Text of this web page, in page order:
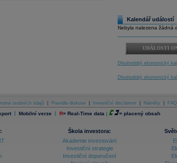
Kalendář událostí
Nebyla nalezena žádná
UDÁLOSTI
Dlouhodobý ekonomický
Dlouhodobý ekonomický
osobních údajů Pravidla diskuse Investiční disclaimer Náměty FAQ
| Mobilní verze | R= Real-Time data | = placený obsah
Škola investora:
Akademie investování
Investiční strategie
Investiční doporučení